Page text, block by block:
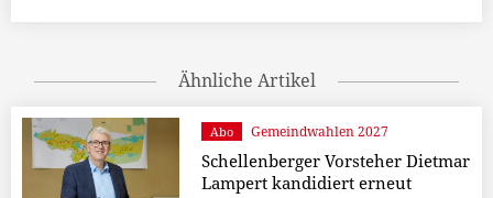
Ähnliche Artikel
Abo Gemeindwahlen 2027
Schellenberger Vorsteher Dietmar
Lampert kandidiert erneut